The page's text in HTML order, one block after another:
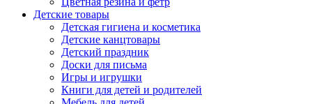
Детские товары
Детская гигиена и косметика
Детские канцтовары
Детский праздник
Доски для письма
Игры и игрушки
Книги для детей и родителей